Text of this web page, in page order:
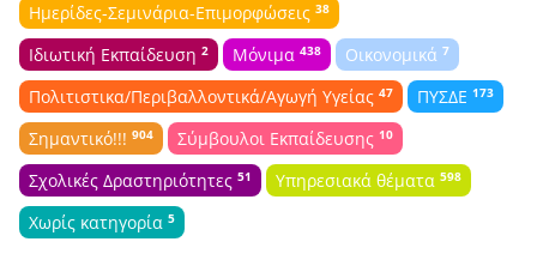
Ημερίδες-Σεμινάρια-Επιμορφώσεις 38
Ιδιωτική Εκπαίδευση 2 Μόνιμα 438 Οικονομικά 7
Πολιτιστικα/Περιβαλλοντικά/Αγωγή Υγείας 47 ΠΥΣΔΕ 173
Σημαντικό!!! 904 Σύμβουλοι Εκπαίδευσης 10
Σχολικές Δραστηριότητες 51 Υπηρεσιακά θέματα 598
Χωρίς κατηγορία 5